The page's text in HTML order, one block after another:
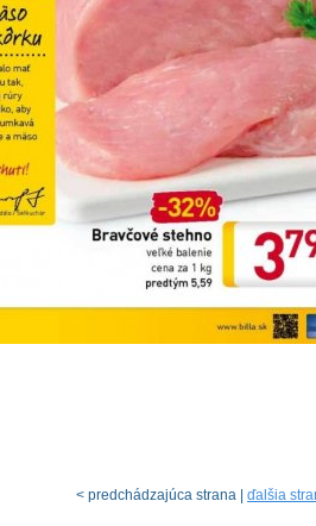
< predchádzajúca strana | ďalšia